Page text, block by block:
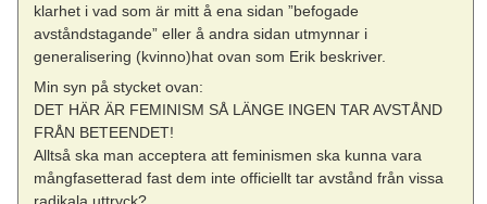
klarhet i vad som är mitt å ena sidan ”befogade
avståndstagande” eller å andra sidan utmynnar i
generalisering (kvinno)hat ovan som Erik beskriver.
Min syn på stycket ovan:
DET HÄR ÄR FEMINISM SÅ LÄNGE INGEN TAR AVSTÅND
FRÅN BETEENDET!
Alltså ska man acceptera att feminismen ska kunna vara
mångfasetterad fast dem inte officiellt tar avstånd från vissa
radikala uttryck?